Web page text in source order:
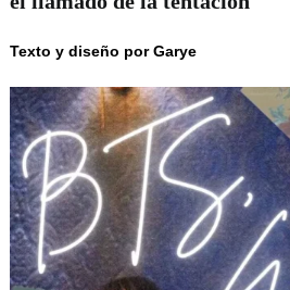
Texto y diseño por Garye